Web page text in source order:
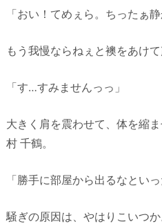
「おい！てめぇら。ちったぁ
もう我慢ならねぇと襖をあけて
「す…すみませんっっ」
大きく肩を震わせて、体を縮
村 千鶴。
「勝手に部屋から出るなとい
騒ぎの原因は、やはりこいつか